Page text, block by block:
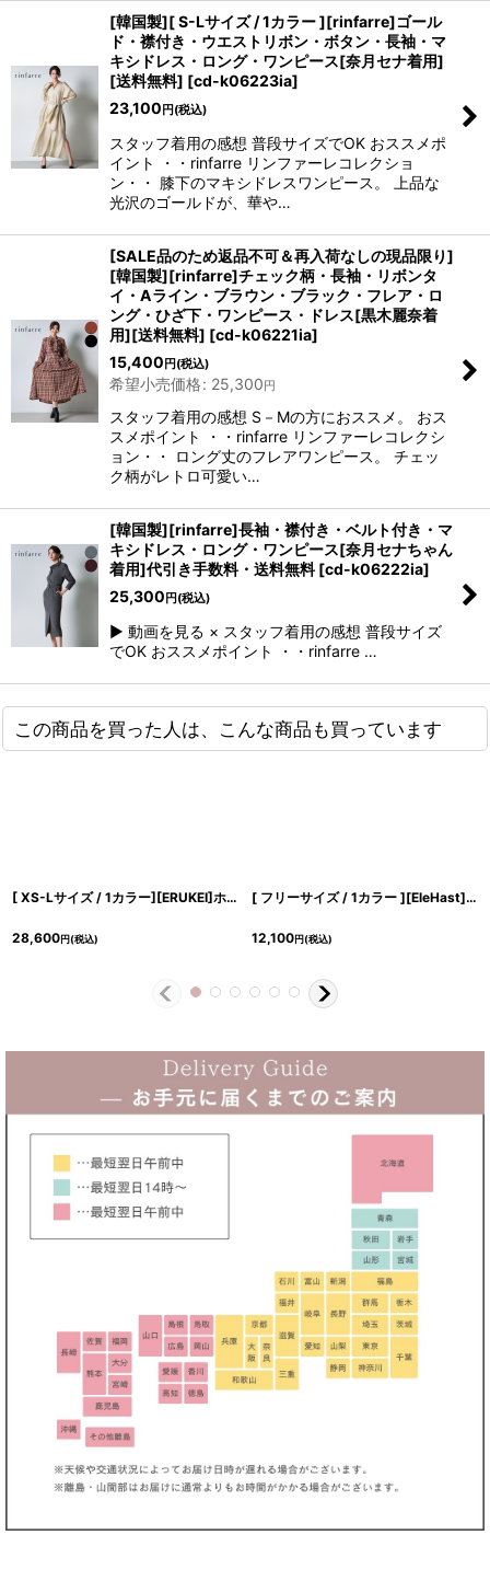
[韓国製][ S-Lサイズ / 1カラー ][rinfarre]ゴール
ド・襟付き・ウエストリボン・ボタン・長袖・マ
キシドレス・ロング・ワンピース[奈月セナ着用]
[送料無料] [cd-k06223ia]
23,100 円 (税込)
スタッフ着用の感想 普段サイズでOK おススメポ
イント ・・rinfarre リンファーレコレクショ
ン・・ 膝下のマキシドレスワンピース。 上品な
光沢のゴールドが、華や…
[SALE品のため返品不可＆再入荷なしの現品限り]
[韓国製][rinfarre]チェック柄・長袖・リボンタ
イ・Aライン・ブラウン・ブラック・フレア・ロ
ング・ひざ下・ワンピース・ドレス[黒木麗奈着
用][送料無料] [cd-k06221ia]
15,400 円 (税込)
希望小売価格: 25,300円
スタッフ着用の感想 S－Mの方におススメ。 おス
スメポイント ・・rinfarre リンファーレコレクシ
ョン・・ ロング丈のフレアワンピース。 チェッ
ク柄がレトロ可愛い…
[韓国製][rinfarre]長袖・襟付き・ベルト付き・マ
キシドレス・ロング・ワンピース[奈月セナちゃん
着用]代引き手数料・送料無料 [cd-k06222ia]
25,300 円 (税込)
▶ 動画を見る × スタッフ着用の感想 普段サイズ
でOK おススメポイント ・・rinfarre …
この商品を買った人は、こんな商品も買っています
[ XS-Lサイズ / 1カラー][ERUKEI]ホワイト×ブルー・小花柄・ノースリーブ・カシュクール・Aライン・マキシ丈・ロングドレス・ワンピース[薗田杏奈着用][送料無料]
28,600円(税込)
[ フリーサイズ / 1カラー ][EleHast]ブラック・ノースリーブ・パールビジューポケット・ロングジレ・ジャケット・ベスト[薗田杏奈着用][送料無料]
12,100円(税込)